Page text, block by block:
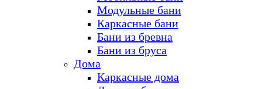
Модульные бани
Каркасные бани
Бани из бревна
Бани из бруса
Дома
Каркасные дома